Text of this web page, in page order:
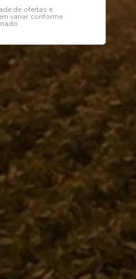
2100
Mensagens)
1403
07:15 às 11:30
17:18 horas
de ofertas e
variar conforme